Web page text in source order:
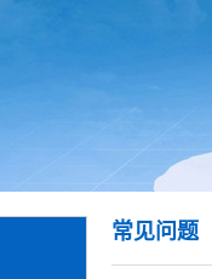
常见问题